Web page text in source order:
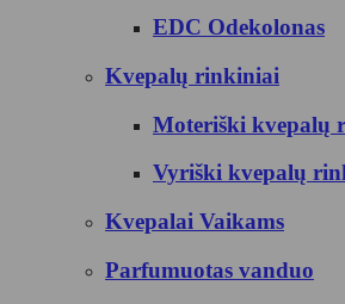
EDC Odekolonas
Kvepalų rinkiniai
Moteriški kvepalų
Vyriški kvepalų
Kvepalai Vaikams
Parfumuotas vanduo